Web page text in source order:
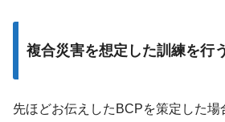
複合災害を想定した訓練を行う
先ほどお伝えしたBCPを策定した場